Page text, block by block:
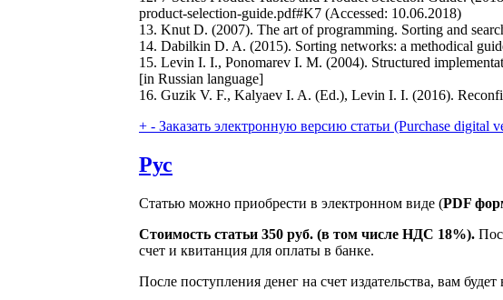
product-selection-guide.pdf#K7 (Accessed: 10.06.2018)
13. Knut D. (2007). The art of programming. Sorting and
14. Dabilkin D. A. (2015). Sorting networks: a methodical
15. Levin I. I., Ponomarev I. M. (2004). Structured
[in Russian language]
16. Guzik V. F., Kalyaev I. A. (Ed.), Levin I. I. (2016).
+ - Заказать электронную версию статьи (Purchase digital
Рус
Статью можно приобрести в электронном виде (PDF
Стоимость статьи 350 руб. (в том числе НДС 18%).
счет и квитанция для оплаты в банке.
После поступления денег на счет издательства, вам